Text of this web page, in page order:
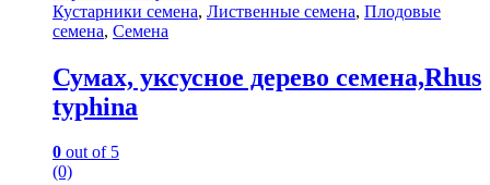
Кустарники семена, Лиственные семена, Плодовые
семена, Семена
Сумах, уксусное дерево семена,Rhus
typhina
0 out of 5
(0)